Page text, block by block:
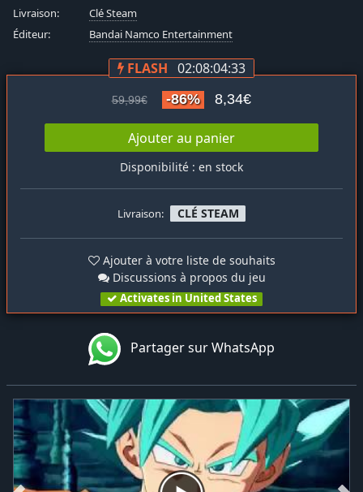
Livraison:
Clé Steam
Éditeur:
Bandai Namco Entertainment
FLASH 02:08:04:33
59,99€ -86% 8,34€
Ajouter au panier
Disponibilité : en stock
Livraison: CLÉ STEAM
Ajouter à votre liste de souhaits
Discussions à propos du jeu
Activates in United States
Partager sur WhatsApp